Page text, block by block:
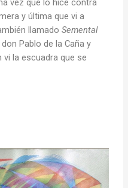
vez que lo hice contra
y última que vi a
llamadoSemental
don Pablo de la Caña y
vi la escuadra que se